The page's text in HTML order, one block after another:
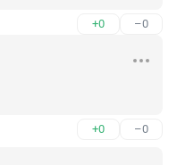
+0 –0
+0 –0